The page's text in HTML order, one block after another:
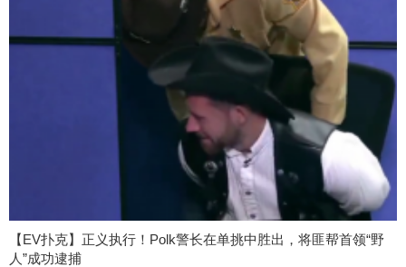
【EV扑克】正义执行！Polk警长在单挑中胜出，将匪帮首领“野
人”成功逮捕